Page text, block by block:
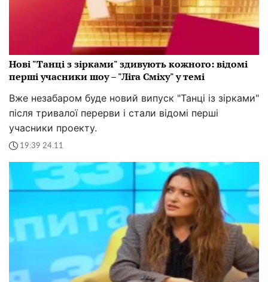
Нові "Танці з зірками" здивують кожного: відомі
перші учасники шоу – "Ліга Сміху" у темі
Вже незабаром буде новий випуск "Танці із зірками"
після тривалої перерви і стали відомі перші
учасники проекту.
19:39 24.11